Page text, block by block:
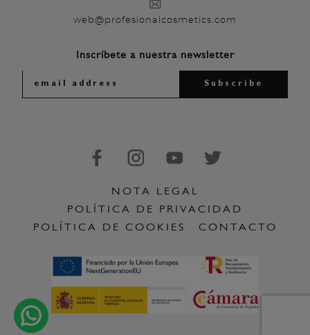
web@profesionalcosmetics.com
Inscríbete a nuestra newsletter
NOTA LEGAL
POLÍTICA DE PRIVACIDAD
POLÍTICA DE COOKIES
CONTACTO